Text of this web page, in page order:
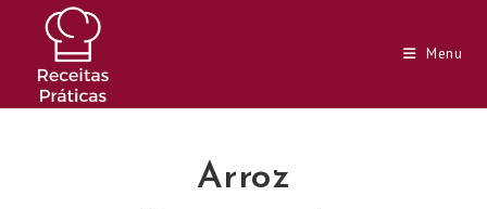
conteúdo
Menu
Arroz